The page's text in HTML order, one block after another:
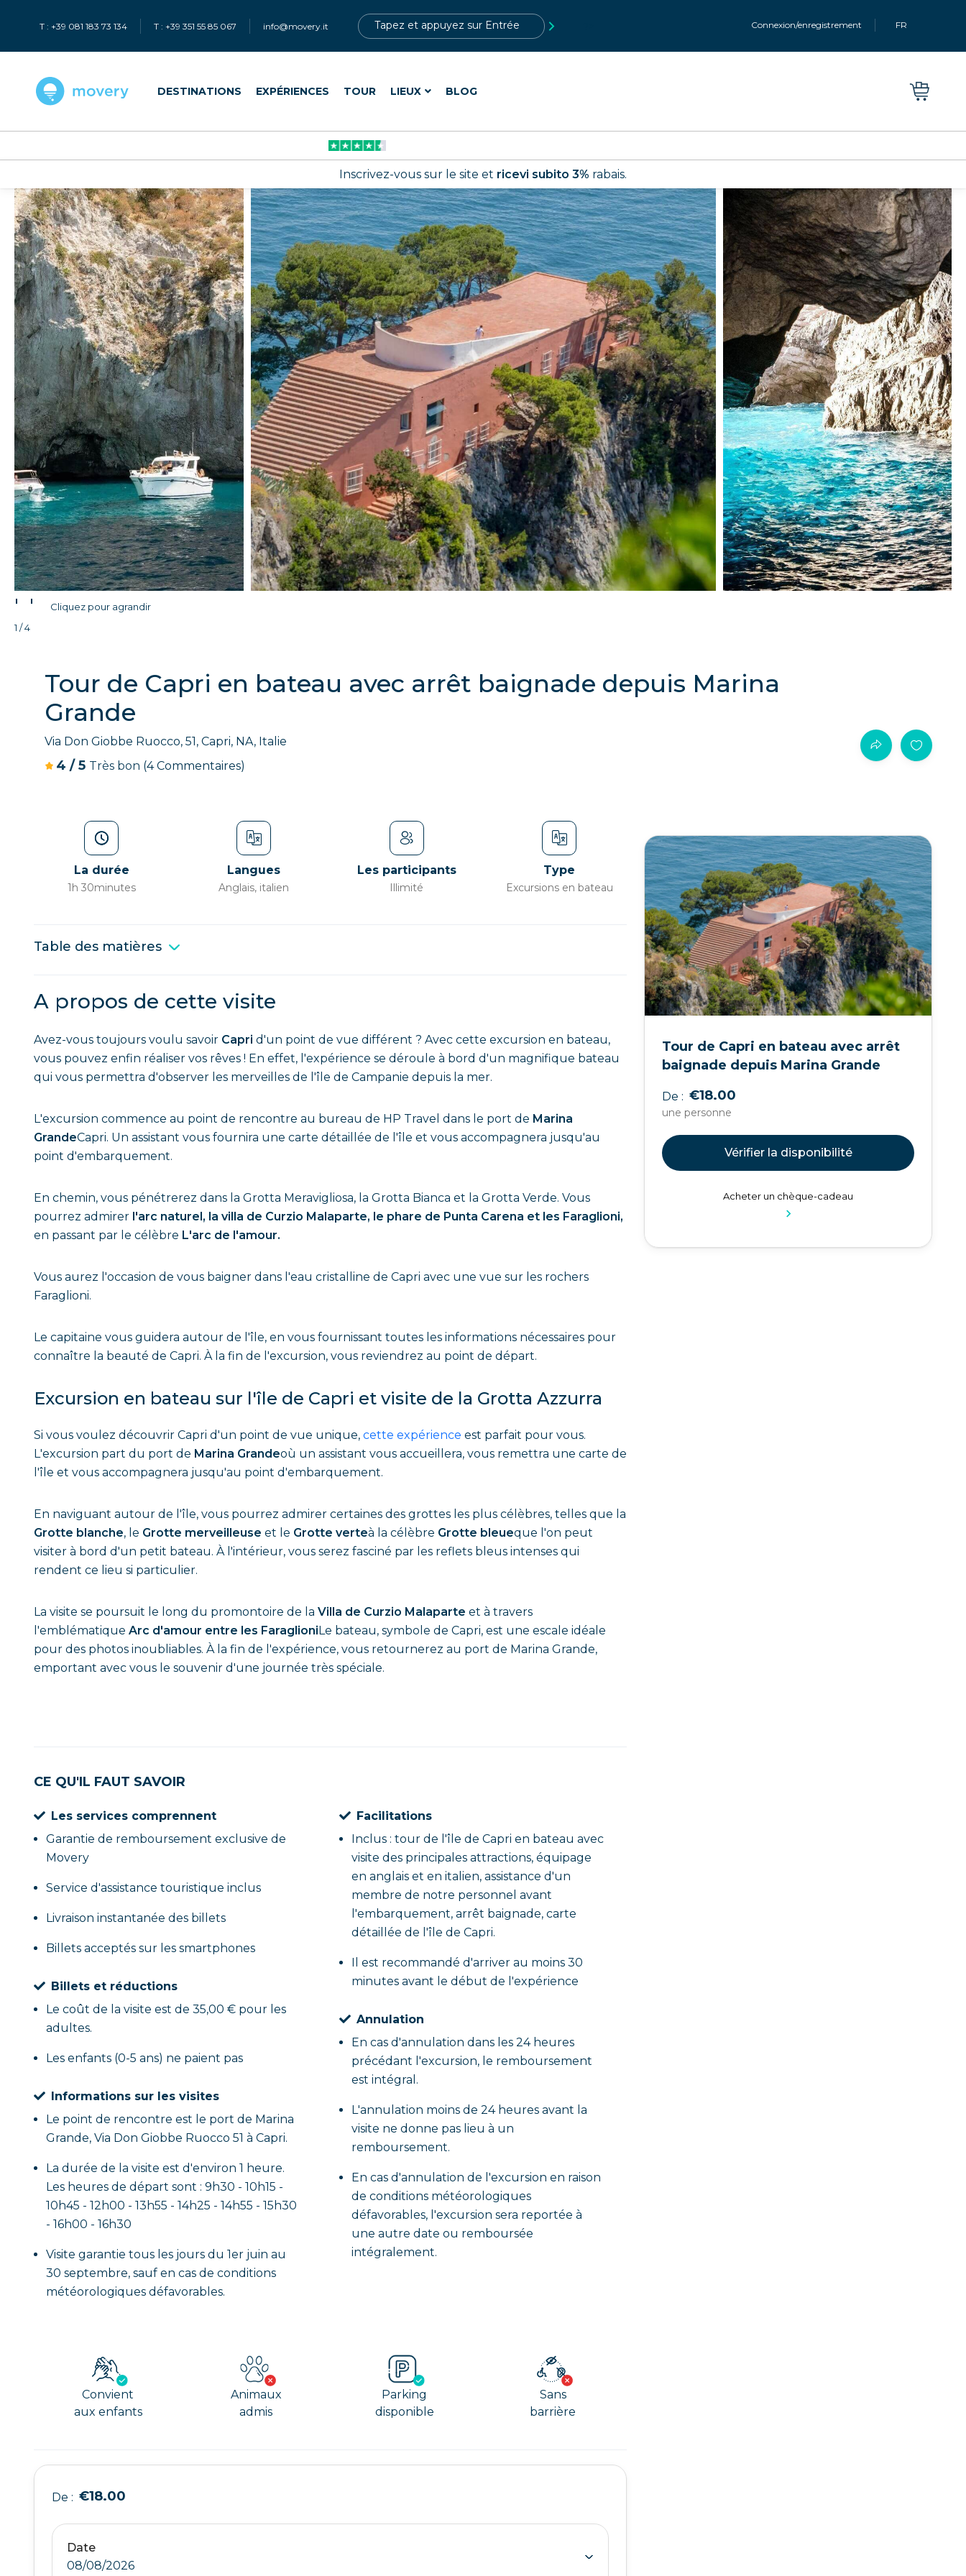
T : +39 081 183 73 134 T : +39 351 55 85 067 info@movery.it Connexion/enregistrement FR
DESTINATIONS EXPÉRIENCES TOUR LIEUX BLOG
Inscrivez-vous sur le site et ricevi subito 3% rabais.
' '
Cliquez pour agrandir
1 / 4
Tour de Capri en bateau avec arrêt baignade depuis Marina
Grande
Via Don Giobbe Ruocco, 51, Capri, NA, Italie
4 /5 Très bon (4 Commentaires)
La durée
1h 30minutes
Langues
Anglais, italien
Les participants
Illimité
Type
Excursions en bateau
Table des matières
A propos de cette visite
Avez-vous toujours voulu savoir Capri d'un point de vue différent ? Avec cette excursion en bateau,
vous pouvez enfin réaliser vos rêves ! En effet, l'expérience se déroule à bord d'un magnifique bateau
qui vous permettra d'observer les merveilles de l'île de Campanie depuis la mer.
L'excursion commence au point de rencontre au bureau de HP Travel dans le port de Marina
GrandeCapri. Un assistant vous fournira une carte détaillée de l'île et vous accompagnera jusqu'au
point d'embarquement.
En chemin, vous pénétrerez dans la Grotta Meravigliosa, la Grotta Bianca et la Grotta Verde. Vous
pourrez admirer l'arc naturel, la villa de Curzio Malaparte, le phare de Punta Carena et les Faraglioni,
en passant par le célèbre L'arc de l'amour.
Vous aurez l'occasion de vous baigner dans l'eau cristalline de Capri avec une vue sur les rochers
Faraglioni.
Le capitaine vous guidera autour de l'île, en vous fournissant toutes les informations nécessaires pour
connaître la beauté de Capri. À la fin de l'excursion, vous reviendrez au point de départ.
Excursion en bateau sur l'île de Capri et visite de la Grotta Azzurra
Si vous voulez découvrir Capri d'un point de vue unique, cette expérience est parfait pour vous.
L'excursion part du port de Marina Grandeoù un assistant vous accueillera, vous remettra une carte de
l'île et vous accompagnera jusqu'au point d'embarquement.
En naviguant autour de l'île, vous pourrez admirer certaines des grottes les plus célèbres, telles que la
Grotte blanche, le Grotte merveilleuse et le Grotte verteà la célèbre Grotte bleueque l'on peut
visiter à bord d'un petit bateau. À l'intérieur, vous serez fasciné par les reflets bleus intenses qui
rendent ce lieu si particulier.
La visite se poursuit le long du promontoire de la Villa de Curzio Malaparte et à travers
l'emblématique Arc d'amour entre les FaraglioniLe bateau, symbole de Capri, est une escale idéale
pour des photos inoubliables. À la fin de l'expérience, vous retournerez au port de Marina Grande,
emportant avec vous le souvenir d'une journée très spéciale.
CE QU'IL FAUT SAVOIR
Les services comprennent
Garantie de remboursement exclusive de
Movery
Service d'assistance touristique inclus
Livraison instantanée des billets
Billets acceptés sur les smartphones
Billets et réductions
Le coût de la visite est de 35,00 € pour les
adultes.
Les enfants (0-5 ans) ne paient pas
Informations sur les visites
Le point de rencontre est le port de Marina
Grande, Via Don Giobbe Ruocco 51 à Capri.
La durée de la visite est d'environ 1 heure.
Les heures de départ sont : 9h30 - 10h15 -
10h45 - 12h00 - 13h55 - 14h25 - 14h55 - 15h30
- 16h00 - 16h30
Visite garantie tous les jours du 1er juin au
30 septembre, sauf en cas de conditions
météorologiques défavorables.
Facilitations
Inclus : tour de l'île de Capri en bateau avec
visite des principales attractions, équipage
en anglais et en italien, assistance d'un
membre de notre personnel avant
l'embarquement, arrêt baignade, carte
détaillée de l'île de Capri.
Il est recommandé d'arriver au moins 30
minutes avant le début de l'expérience
Annulation
En cas d'annulation dans les 24 heures
précédant l'excursion, le remboursement
est intégral.
L'annulation moins de 24 heures avant la
visite ne donne pas lieu à un
remboursement.
En cas d'annulation de l'excursion en raison
de conditions météorologiques
défavorables, l'excursion sera reportée à
une autre date ou remboursée
intégralement.
Convient
aux enfants
Animaux
admis
Parking
disponible
Sans
barrière
De : €18.00
Date
08/08/2026
Tour de Capri en bateau avec arrêt
baignade depuis Marina Grande
De : €18.00
une personne
Vérifier la disponibilité
Acheter un chèque-cadeau